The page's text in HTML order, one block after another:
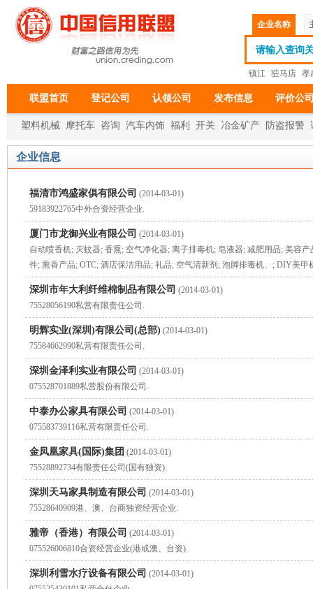
企业名称
镇江 驻马店 孝
联盟首页 登记公司 认领公司 发布信息 评价公
塑料机械 摩托车 咨询 汽车内饰 福利 开关 冶金矿产 防盗报警
纺织、皮革
企业信息
福清市鸿盛家俱有限公司 (2014-03-01)
59183922765中外合资经营企业.
厦门市龙御兴业有限公司 (2014-03-01)
自动喷香机; 灭蚊器; 香熏; 空气净化器; 离子排毒机; 皂液器; 减肥用品; 美容
件; 熏香产品; OTC; 酒店保洁用品; 礼品; 空气清新剂; 泡脚排毒机、; DIY美甲
深圳市年大利纤维棉制品有限公司 (2014-03-01)
75528056190私营有限责任公司.
明辉实业(深圳)有限公司(总部) (2014-03-01)
75584662990私营有限责任公司.
深圳金泽利实业有限公司 (2014-03-01)
075528701889私营股份有限公司.
中泰办公家具有限公司 (2014-03-01)
075583739116私营有限责任公司.
金凤凰家具(国际)集团 (2014-03-01)
75528892734有限责任公司(国有独资).
深圳天马家具制造有限公司 (2014-03-01)
75528640909港、澳、台商独资经营企业.
雅帝（香港）有限公司 (2014-03-01)
075526006810合资经营企业(港或澳、台资).
深圳利雪水疗设备有限公司 (2014-03-01)